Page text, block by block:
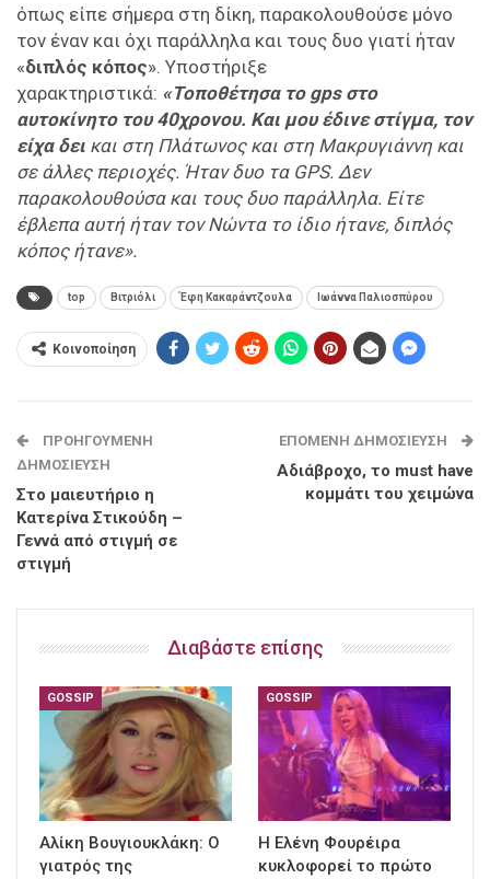
όπως είπε σήμερα στη δίκη, παρακολουθούσε μόνο
τον έναν και όχι παράλληλα και τους δυο γιατί ήταν
«διπλός κόπος». Υποστήριξε
χαρακτηριστικά: «Τοποθέτησα το gps στο
αυτοκίνητο του 40χρονου. Και μου έδινε στίγμα, τον
είχα δει και στη Πλάτωνος και στη Μακρυγιάννη και
σε άλλες περιοχές. Ήταν δυο τα GPS. Δεν
παρακολουθούσα και τους δυο παράλληλα. Είτε
έβλεπα αυτή ήταν τον Νώντα το ίδιο ήτανε, διπλός
κόπος ήτανε».
top Βιτριόλι Έφη Κακαράντζουλα Ιωάννα Παλιοσπύρου
Κοινοποίηση
ΠΡΟΗΓΟΎΜΕΝΗ
ΔΗΜΟΣΊΕΥΣΗ
Στο μαιευτήριο η
Κατερίνα Στικούδη –
Γεννά από στιγμή σε
στιγμή
ΕΠΌΜΕΝΗ ΔΗΜΟΣΊΕΥΣΗ
Αδιάβροχο, το must have
κομμάτι του χειμώνα
Διαβάστε επίσης
GOSSIP
Αλίκη Βουγιουκλάκη: Ο
γιατρός της
GOSSIP
Η Ελένη Φουρέιρα
κυκλοφορεί το πρώτο